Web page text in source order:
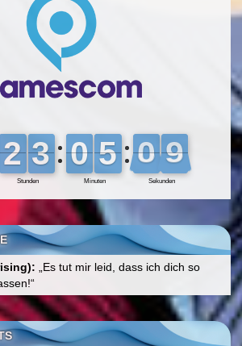
„Es tut mir leid, dass ich dich so